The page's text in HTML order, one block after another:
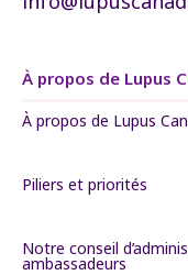
À propos de Lupus
À propos de Lupus
Piliers et priorités
Notre conseil
ambassadeurs